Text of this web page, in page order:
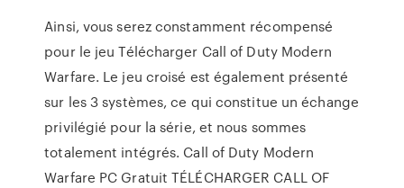
Ainsi, vous serez constamment récompensé
pour le jeu Télécharger Call of Duty Modern
Warfare. Le jeu croisé est également présenté
sur les 3 systèmes, ce qui constitue un échange
privilégié pour la série, et nous sommes
totalement intégrés. Call of Duty Modern
Warfare PC Gratuit TÉLÉCHARGER CALL OF